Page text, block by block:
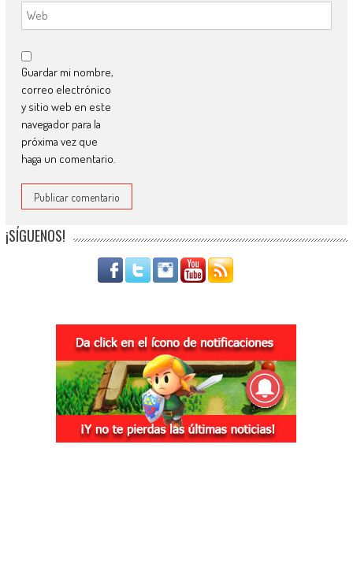
Guardar mi nombre,
correo electrónico
y sitio web en este
navegador para la
próxima vez que
haga un comentario.
¡SÍGUENOS!